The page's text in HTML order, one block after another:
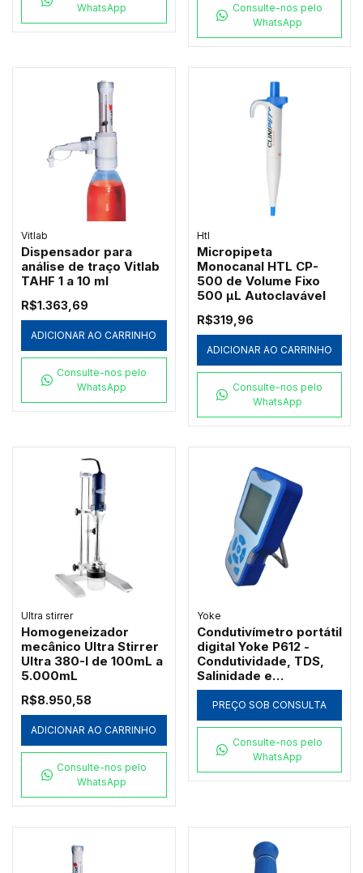
WhatsApp
Consulte-nos pelo
WhatsApp
Vitlab
Dispensador para
análise de traço Vitlab
TAHF 1 a 10 ml
R$1.363,69
ADICIONAR AO CARRINHO
Consulte-nos pelo
WhatsApp
Htl
Micropipeta
Monocanal HTL CP-
500 de Volume Fixo
500 µL Autoclavável
R$319,96
ADICIONAR AO CARRINHO
Consulte-nos pelo
WhatsApp
Ultra stirrer
Homogeneizador
mecânico Ultra Stirrer
Ultra 380-I de 100mL a
5.000mL
R$8.950,58
ADICIONAR AO CARRINHO
Consulte-nos pelo
WhatsApp
Yoke
Condutivímetro portátil
digital Yoke P612 -
Condutividade, TDS,
Salinidade e
Resistividade
PREÇO SOB CONSULTA
Consulte-nos pelo
WhatsApp